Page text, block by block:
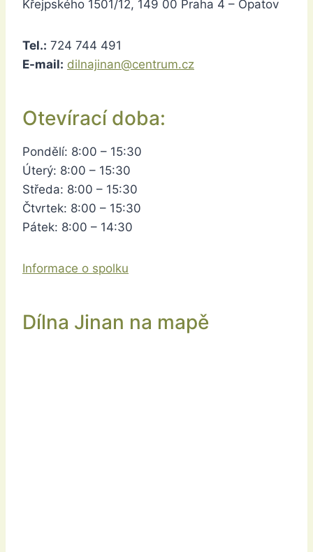
Křejpského 1501/12, 149 00 Praha 4 – Opatov
Tel.: 724 744 491
E-mail: dilnajinan@centrum.cz
Otevírací doba:
Pondělí: 8:00 – 15:30
Úterý: 8:00 – 15:30
Středa: 8:00 – 15:30
Čtvrtek: 8:00 – 15:30
Pátek: 8:00 – 14:30
Informace o spolku
Dílna Jinan na mapě